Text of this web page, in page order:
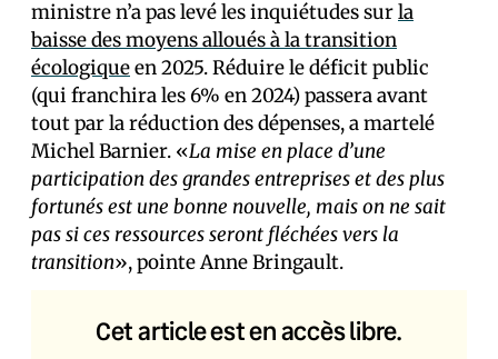
ministre n’a pas levé les inquiétudes surla
baisse des moyens alloués à la transition
écologiqueen 2025. Réduire le déficit public
(qui franchira les 6% en 2024) passera avant
tout par la réduction des dépenses, a martelé
Michel Barnier. «La mise en place d’une
participation des grandes entreprises et des plus
fortunés est une bonne nouvelle, mais on ne sait
pas si ces ressources seront fléchées vers la
transition», pointe Anne Bringault.
Cet article est en accès libre.